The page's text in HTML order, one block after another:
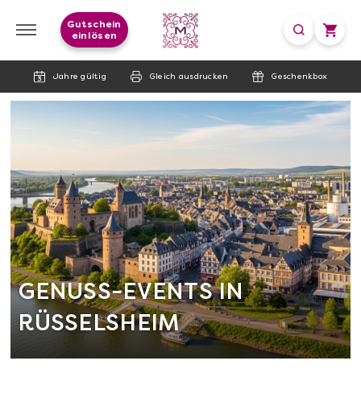
Jahre gültig Gleich ausdrucken Geschenkbox
Gutschein
einlösen
GENUSS-EVENTS IN
RÜSSELSHEIM